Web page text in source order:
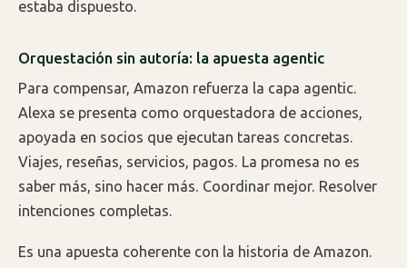
estaba dispuesto.
Orquestación sin autoría: la apuesta agentic
Para compensar, Amazon refuerza la capa agentic.
Alexa se presenta como orquestadora de acciones,
apoyada en socios que ejecutan tareas concretas.
Viajes, reseñas, servicios, pagos. La promesa no es
saber más, sino hacer más. Coordinar mejor. Resolver
intenciones completas.
Es una apuesta coherente con la historia de Amazon.